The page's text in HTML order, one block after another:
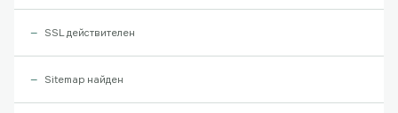
SSL действителен
Sitemap найден